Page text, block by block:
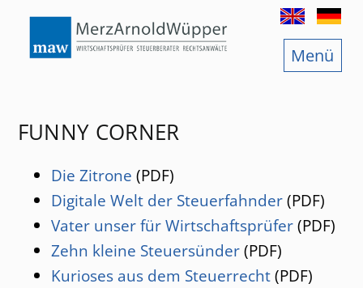
FUNNY CORNER
Die Zitrone (PDF)
Digitale Welt der Steuerfahnder(PDF)
Vater unser für Wirtschaftsprüfer(PDF)
Zehn kleine Steuersünder(PDF)
Kurioses aus dem Steuerrecht(PDF)
Menü
Services
Steuern selbst berechnen
Annuitätendarlehen
Barwertberechnung nach Tagen
Zinsberechnung nach Tagen
Kapitalentwicklung bei Zinseszins